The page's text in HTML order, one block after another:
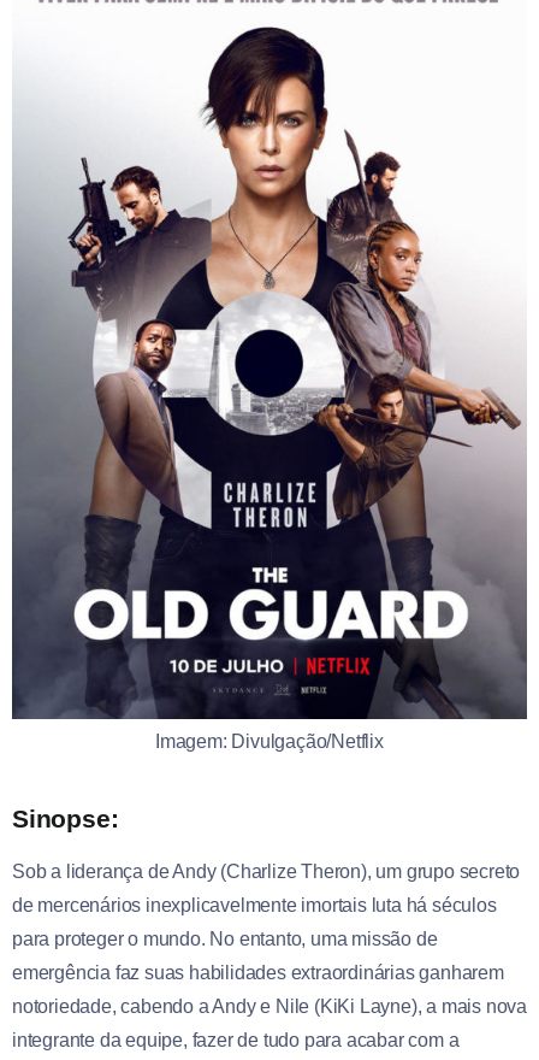
Imagem: Divulgação/Netflix
Sinopse:
Sob a liderança de Andy (Charlize Theron), um grupo secreto
de mercenários inexplicavelmente imortais luta há séculos
para proteger o mundo. No entanto, uma missão de
emergência faz suas habilidades extraordinárias ganharem
notoriedade, cabendo a Andy e Nile (KiKi Layne), a mais nova
integrante da equipe, fazer de tudo para acabar com a